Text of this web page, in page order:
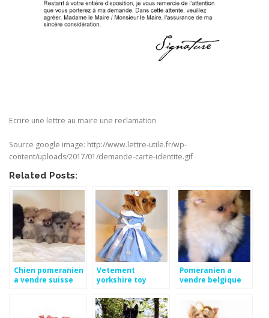
Ecrire une lettre au maire une reclamation
Source google image: http://www.lettre-utile.fr/wp-
content/uploads/2017/01/demande-carte-identite.gif
Related Posts:
Chien pomeranien
a vendre suisse
Vetement
yorkshire toy
Pomeranien a
vendre belgique